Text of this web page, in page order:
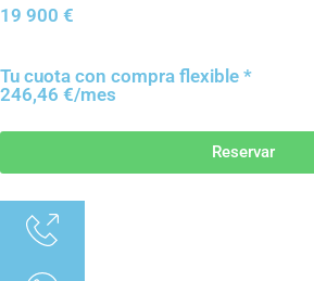
19 900 €
Tu cuota con compra flexible *
246,46 €/mes
Reservar